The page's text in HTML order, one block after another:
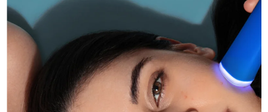
LUNA™ 4 Men
For men, anti-aging massage
LUNA™ 4 mini
For young skin, T-zone
BEAR™ 2 eyes & lips
Microcurrent line smoothing device
面部提拉护理
Premium anti-aging skincare
Near-infrared and red light therapy
UFO™ 3 mini
Red light therapy device for young skin
issa™ 4 plus
Smart hybrid silicone sonic toothbrush
issa™ 4 smile
Hybrid silicone sonic toothbrush
FAQ™ 101
Clinical anti-aging
LED治疗
NEW
FAQ™ 201
LED mask
NEW
加拿大 预计送达日期14/08/2026
智利 预计送达日期14/08/2026
中国 预计送达日期10/08/2026
哥伦比亚 预计送达日期